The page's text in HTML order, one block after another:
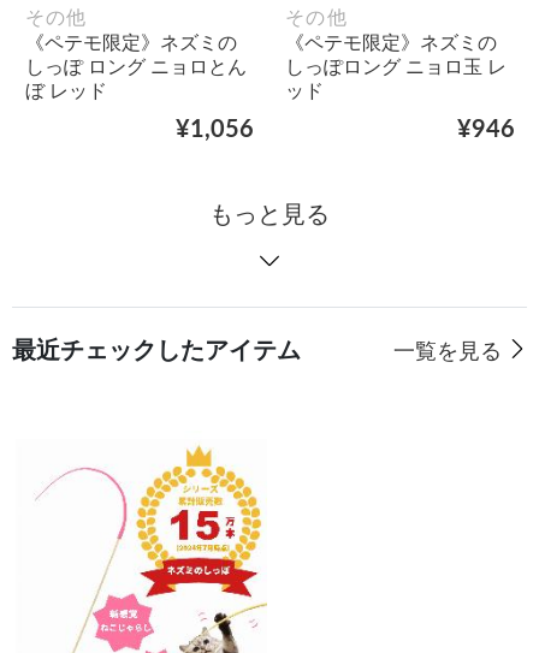
その他
《ペテモ限定》ネズミの
しっぽ ロング ニョロとん
ぼ レッド
¥1,056
その他
《ペテモ限定》ネズミの
しっぽロング ニョロ玉 レ
ッド
¥946
もっと見る
最近チェックしたアイテム 一覧を見る